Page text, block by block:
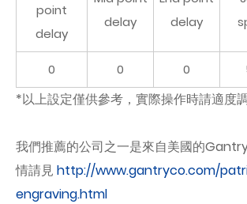
point
delay
delay
delay
0 0 0
*以上設定僅供參考，實際操作時請適度調
我們推薦的公司之一是來自美國的
情請見 http://www.gantryco.com/
engraving.html